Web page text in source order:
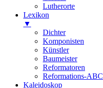
Lutherorte
Lexikon
▼
Dichter
Komponisten
Künstler
Baumeister
Reformatoren
Reformations-ABC
Kaleidoskop